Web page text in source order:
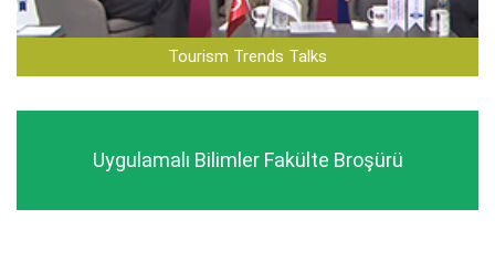
Tourism Trends Talks
Uygulamalı Bilimler Fakülte Broşürü